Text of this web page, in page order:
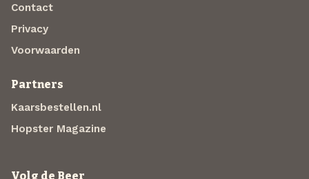
Contact
Privacy
Voorwaarden
Partners
Kaarsbestellen.nl
Hopster Magazine
Volg de Beer